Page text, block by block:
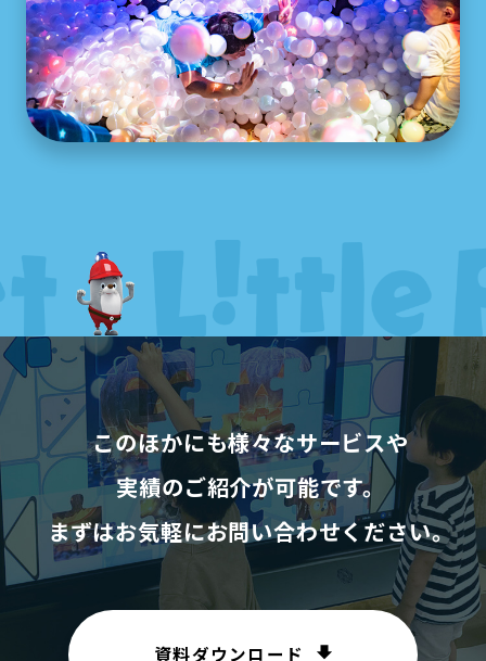
このほかにも様々なサービスや
実績のご紹介が可能です。
まずはお気軽にお問い合わせください。
資料ダウンロード